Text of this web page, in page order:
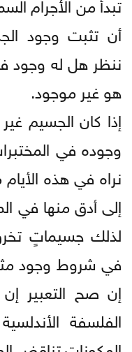
أن تثبت وجود
ننظر هل له وجود
هو غير موجود.
إذا كان الجسيم
وجوده في
نراه في هذه
إلى أدق منها في
لذلك جسيماتٍ
في شروط وجود مثل
إن صح التعبير
الفلسفة